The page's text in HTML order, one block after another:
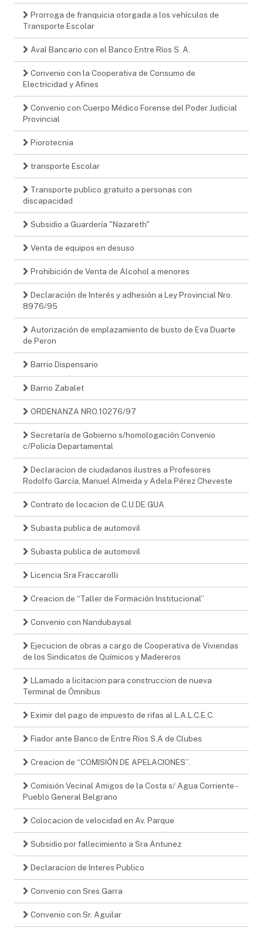
Prorroga de franquicia otorgada a los vehículos de
Transporte Escolar
Aval Bancario con el Banco Entre Ríos S. A.
Convenio con la Cooperativa de Consumo de
Electricidad y Afines
Convenio con Cuerpo Médico Forense del Poder Judicial
Provincial
Piorotecnia
transporte Escolar
Transporte publico gratuito a personas con
discapacidad
Subsidio a Guardería "Nazareth"
Venta de equipos en desuso
Prohibición de Venta de Alcohol a menores
Declaración de Interés y adhesión a Ley Provincial Nro.
8976/95
Autorización de emplazamiento de busto de Eva Duarte
de Peron
Barrio Dispensario
Barrio Zabalet
ORDENANZA NRO.10276/97
Secretaría de Gobierno s/homologación Convenio
c/Policía Departamental
Declaracion de ciudadanos ilustres a Profesores
Rodolfo García, Manuel Almeida y Adela Pérez Cheveste
Contrato de locacion de C.U.DE.GUA
Subasta publica de automovil
Subasta publica de automovil
Licencia Sra Fraccarolli
Creacion de “Taller de Formación Institucional”
Convenio con Nandubaysal
Ejecucion de obras a cargo de Cooperativa de Viviendas
de los Sindicatos de Químicos y Madereros
LLamado a licitacion para construccion de nueva
Terminal de Ómnibus
Eximir del pago de impuesto de rifas al L.A.L.C.E.C.
Fiador ante Banco de Entre Ríos S.A de Clubes
Creacion de “COMISIÓN DE APELACIONES”.
Comisión Vecinal Amigos de la Costa s/ Agua Corriente -
Pueblo General Belgrano
Colocacion de velocidad en Av. Parque
Subsidio por fallecimiento a Sra Antunez
Declaracion de Interes Publico
Convenio con Sres Garra
Convenio con Sr. Aguilar